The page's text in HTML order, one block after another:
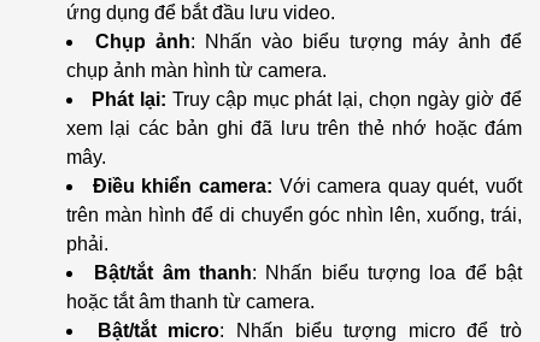
ứng dụng để bắt đầu lưu video.
Chụp ảnh: Nhấn vào biểu tượng máy ảnh để
chụp ảnh màn hình từ camera.
Phát lại: Truy cập mục phát lại, chọn ngày giờ để
xem lại các bản ghi đã lưu trên thẻ nhớ hoặc đám
mây.
Điều khiển camera: Với camera quay quét, vuốt
trên màn hình để di chuyển góc nhìn lên, xuống, trái,
phải.
Bật/tắt âm thanh: Nhấn biểu tượng loa để bật
hoặc tắt âm thanh từ camera.
Bật/tắt micro: Nhấn biểu tượng micro để trò